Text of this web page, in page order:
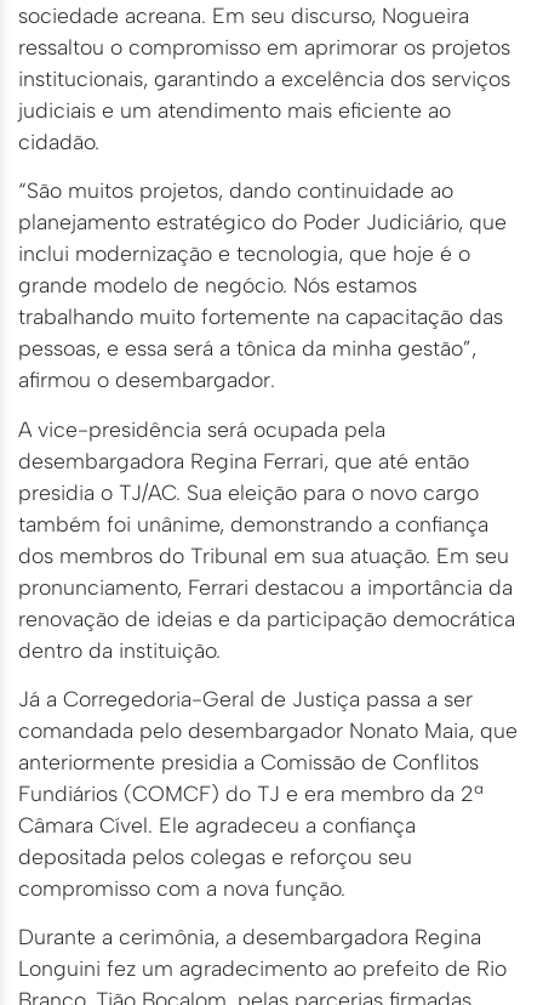
sociedade acreana. Em seu discurso, Nogueira
ressaltou o compromisso em aprimorar os projetos
institucionais, garantindo a excelência dos serviços
judiciais e um atendimento mais eficiente ao
cidadão.
“São muitos projetos, dando continuidade ao
planejamento estratégico do Poder Judiciário, que
inclui modernização e tecnologia, que hoje é o
grande modelo de negócio. Nós estamos
trabalhando muito fortemente na capacitação das
pessoas, e essa será a tônica da minha gestão”,
afirmou o desembargador.
A vice-presidência será ocupada pela
desembargadora Regina Ferrari, que até então
presidia o TJ/AC. Sua eleição para o novo cargo
também foi unânime, demonstrando a confiança
dos membros do Tribunal em sua atuação. Em seu
pronunciamento, Ferrari destacou a importância da
renovação de ideias e da participação democrática
dentro da instituição.
Já a Corregedoria-Geral de Justiça passa a ser
comandada pelo desembargador Nonato Maia, que
anteriormente presidia a Comissão de Conflitos
Fundiários (COMCF) do TJ e era membro da 2ª
Câmara Cível. Ele agradeceu a confiança
depositada pelos colegas e reforçou seu
compromisso com a nova função.
Durante a cerimônia, a desembargadora Regina
Longuini fez um agradecimento ao prefeito de Rio